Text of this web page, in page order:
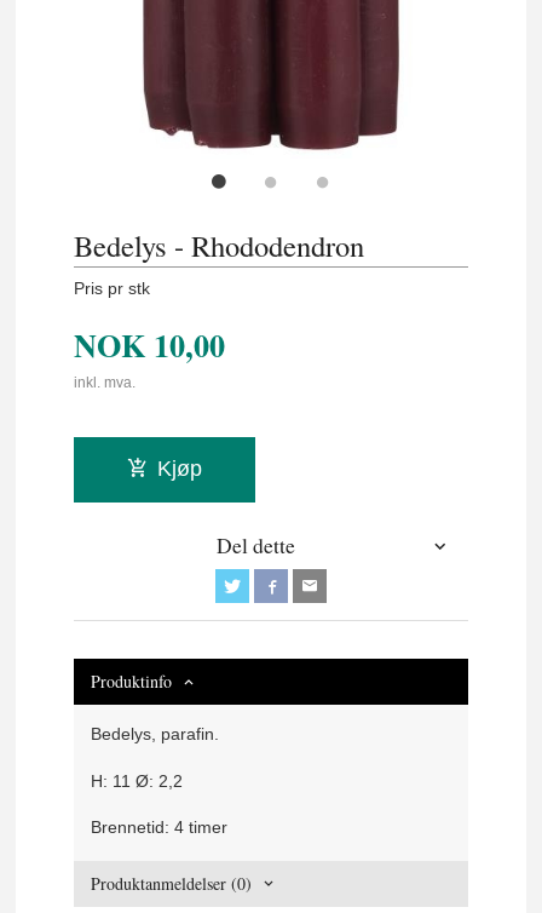
Bedelys - Rhododendron
Pris pr stk
NOK 10,00
inkl. mva.
Kjøp
Del dette
Produktinfo
Bedelys, parafin.
H: 11 Ø: 2,2
Brennetid: 4 timer
Produktanmeldelser (0)